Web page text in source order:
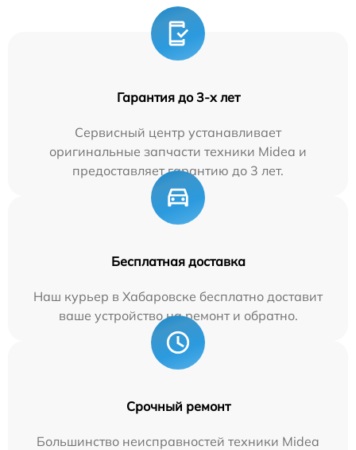
Гарантия до 3-х лет
Сервисный центр устанавливает
оригинальные запчасти техники Midea и
предоставляет гарантию до 3 лет.
Бесплатная доставка
Наш курьер в Хабаровске бесплатно доставит
ваше устройство на ремонт и обратно.
Срочный ремонт
Большинство неисправностей техники Midea